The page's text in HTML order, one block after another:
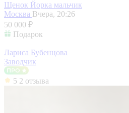
Щенок Йорка мальчик
Москва Вчера, 20:26
50 000 ₽
Подарок
Лариса Бубенцова
Заводчик
5 2 отзыва